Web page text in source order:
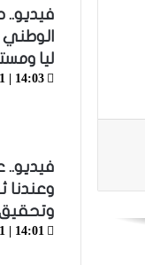
فيديو..
ليا
14:03 | 1 أبريل، 2026
فيديو..
وعندنا
وتحقيق
14:01 | 1 أبريل، 2026